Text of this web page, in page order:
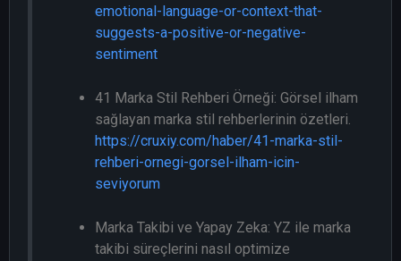
emotional-language-or-context-that-
suggests-a-positive-or-negative-
sentiment
41 Marka Stil Rehberi Örneği: Görsel ilham
sağlayan marka stil rehberlerinin özetleri.
https://cruxiy.com/haber/41-marka-stil-
rehberi-ornegi-gorsel-ilham-icin-
seviyorum
Marka Takibi ve Yapay Zeka: YZ ile marka
takibi süreçlerini nasıl optimize